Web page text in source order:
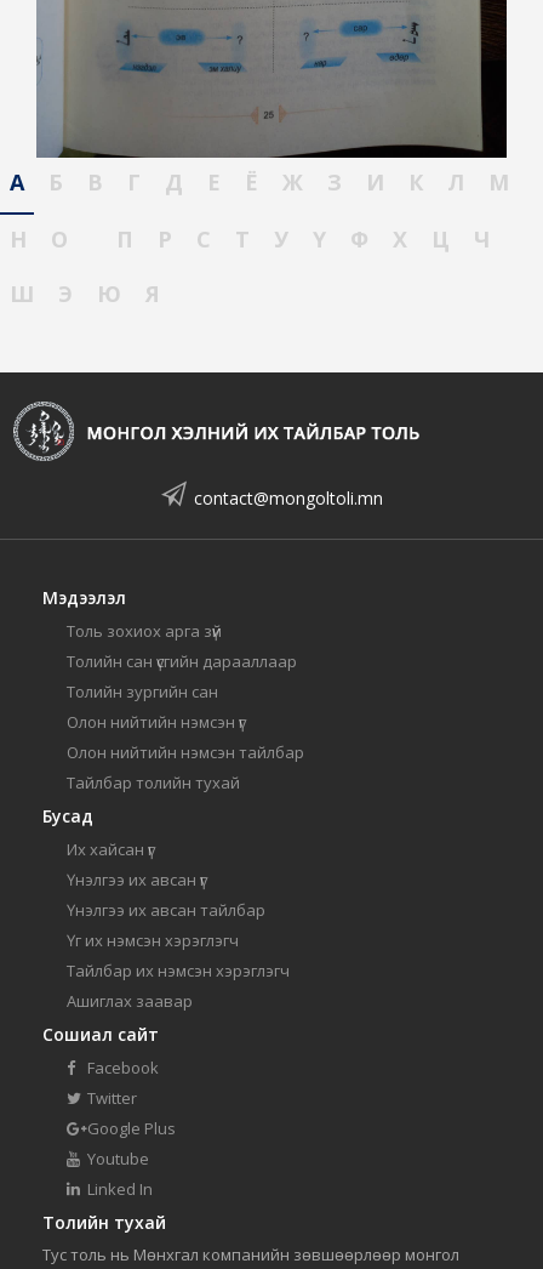
А Б В Г Д Е Ё Ж З И К Л
М
Н
О П Р С Т У Ү Ф Х Ц
Ч
Ш
Э Ю Я
contact@mongoltoli.mn
Мэдээлэл
Толь зохиох арга зүй
Толийн сан үсгийн дарааллаар
Толийн зургийн сан
Олон нийтийн нэмсэн үг
Олон нийтийн нэмсэн тайлбар
Тайлбар толийн тухай
Бусад
Их хайсан үг
Үнэлгээ их авсан үг
Үнэлгээ их авсан тайлбар
Үг их нэмсэн хэрэглэгч
Тайлбар их нэмсэн хэрэглэгч
Ашиглах заавар
Сошиал сайт
Facebook
Twitter
Google Plus
Youtube
Linked In
Толийн тухай
Тус толь нь Мөнхгал компанийн зөвшөөрлөөр монгол